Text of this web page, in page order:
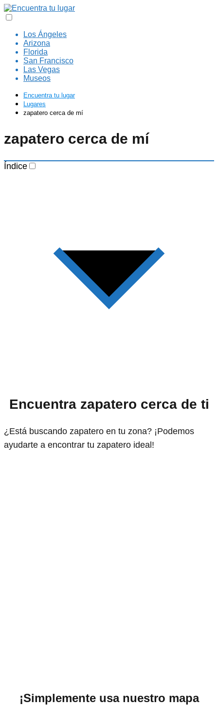
Los Ángeles
Arizona
Florida
San Francisco
Las Vegas
Museos
Encuentra tu lugar
Lugares
zapatero cerca de mí
zapatero cerca de mí
Índice
Encuentra zapatero cerca de ti
¿Está buscando zapatero en tu zona? ¡Podemos
ayudarte a encontrar tu zapatero ideal!
¡Simplemente usa nuestro mapa